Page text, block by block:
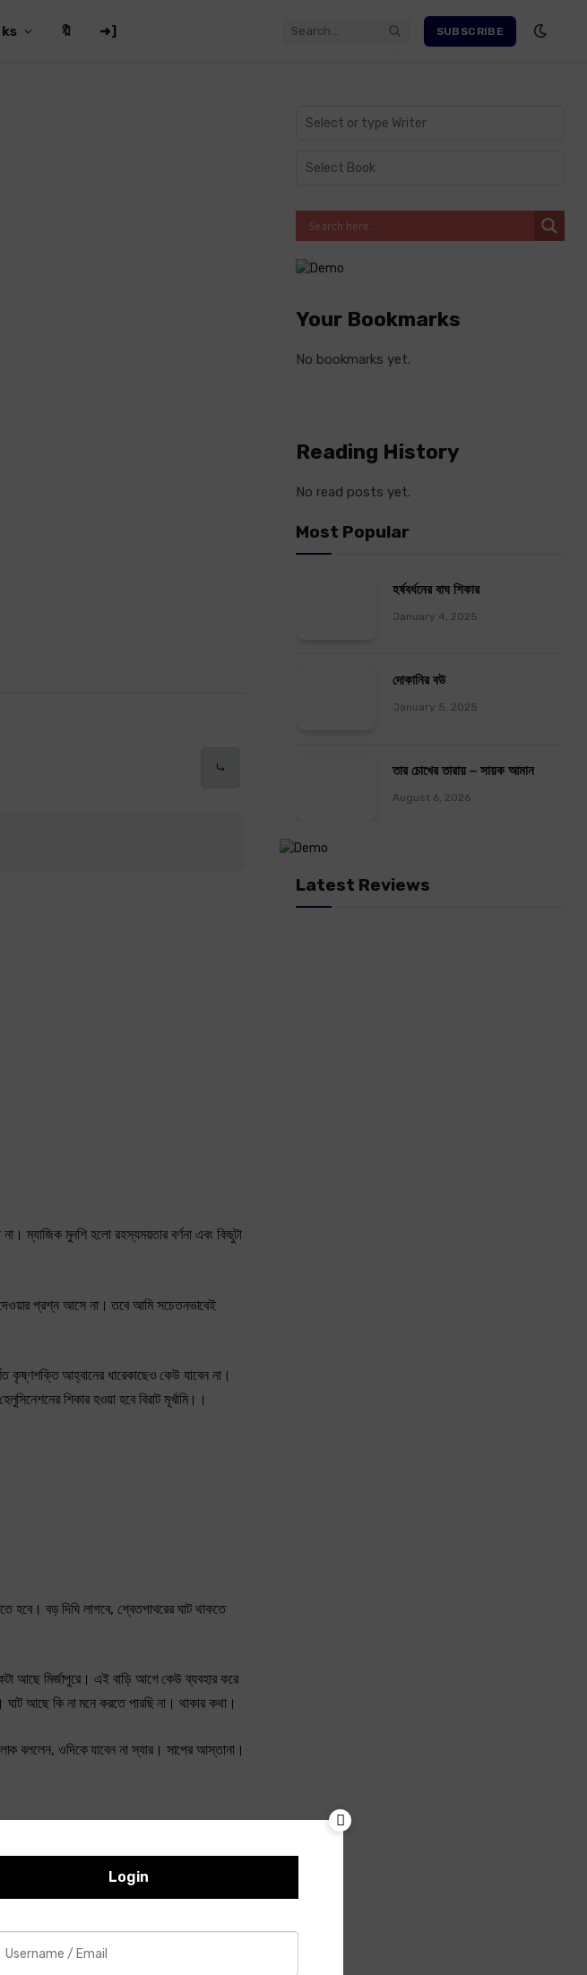
🔖 ➜] SUBSCRIBE
⤷
ম্যাজিক মুনশি হলো রহস্যময়তার বর্ণনা এবং কিছুটা
প্রশ্ন আসে না। তবে আমি সচেতনভাবেই
কৃষ্ণশক্তি আহ্বানের ধারেকাছেও কেউ যাবেন না।
শিকার হওয়া হবে বিরাট মূর্খামি।।
হবে। বড় দিঘি লাগবে, শ্বেতপাথরের ঘাট থাকতে
আছে মির্জাপুরে। এই বাড়ি আগে কেউ ব্যবহার করে
আছে কি না মনে করতে পারছি না। থাকার কথা।
বললেন, ওদিকে যাবেন না স্যার। সাপের আস্তানা।
সে ছবি তুলে নিয়ে আসে। ছবি দেখে হই হতাশ।
২২,০০০ টাকা মাত্র
Your Bookmarks
No bookmarks yet.
Reading History
No read posts yet.
Most Popular
হর্ষবর্ধনের বাঘ শিকার
January 4, 2025
দোকানির বউ
January 5, 2025
তার চোখের তারায় – সায়ক আমান
August 6, 2026
Latest Reviews
Login